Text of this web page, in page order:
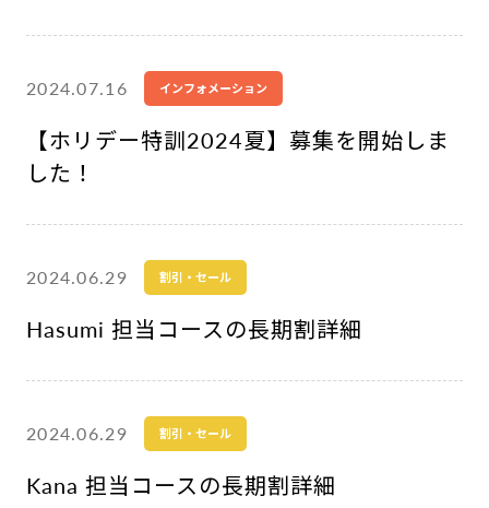
2024.07.16 インフォメーション
【ホリデー特訓2024夏】募集を開始しま
した！
2024.06.29 割引・セール
Hasumi 担当コースの長期割詳細
2024.06.29 割引・セール
Kana 担当コースの長期割詳細